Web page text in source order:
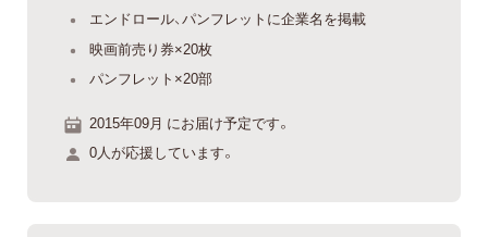
エンドロール、パンフレットに企業名を掲載
映画前売り券×20枚
パンフレット×20部
2015年09月 にお届け予定です。
0人が応援しています。